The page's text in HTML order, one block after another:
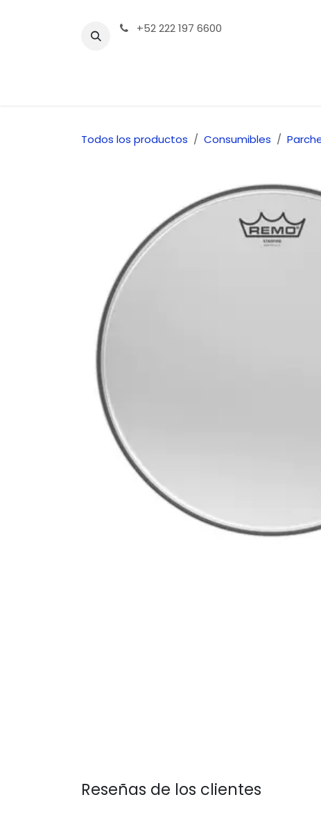
+52 222 197 6600
Todos los productos Consumibles
Reseñas de los clientes